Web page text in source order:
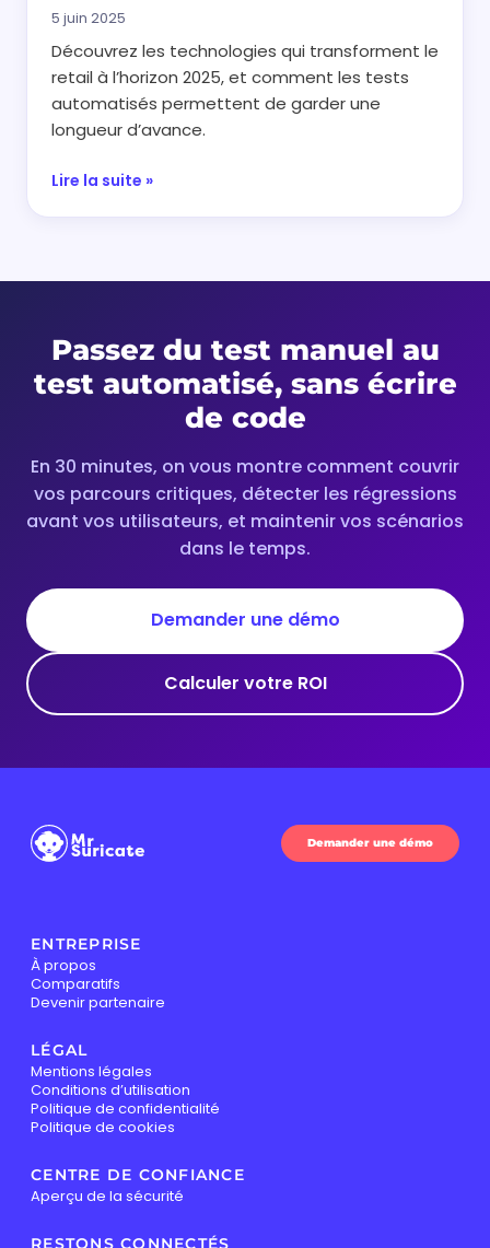
5 juin 2025
Découvrez les technologies qui transforment le
retail à l’horizon 2025, et comment les tests
automatisés permettent de garder une
longueur d’avance.
Lire la suite »
Passez du test manuel au
test automatisé, sans écrire
de code
En 30 minutes, on vous montre comment couvrir
vos parcours critiques, détecter les régressions
avant vos utilisateurs, et maintenir vos scénarios
dans le temps.
Demander une démo
Calculer votre ROI
Demander une démo
ENTREPRISE
À propos
Comparatifs
Devenir partenaire
LÉGAL
Mentions légales
Conditions d’utilisation
Politique de confidentialité
Politique de cookies
CENTRE DE CONFIANCE
Aperçu de la sécurité
RESTONS CONNECTÉS